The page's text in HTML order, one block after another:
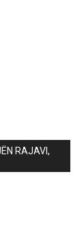
RAJAVI,